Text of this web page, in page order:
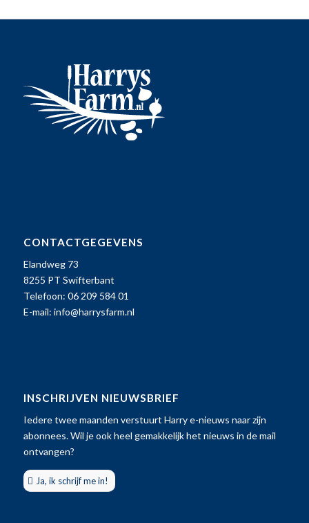
CONTACTGEGEVENS
Elandweg 73
8255 PT Swifterbant
Telefoon: 06 209 584 01
E-mail: info@harrysfarm.nl
INSCHRIJVEN NIEUWSBRIEF
Iedere twee maanden verstuurt Harry e-nieuws naar zijn
abonnees. Wil je ook heel gemakkelijk het nieuws in de mail
ontvangen?
Ja, ik schrijf me in!